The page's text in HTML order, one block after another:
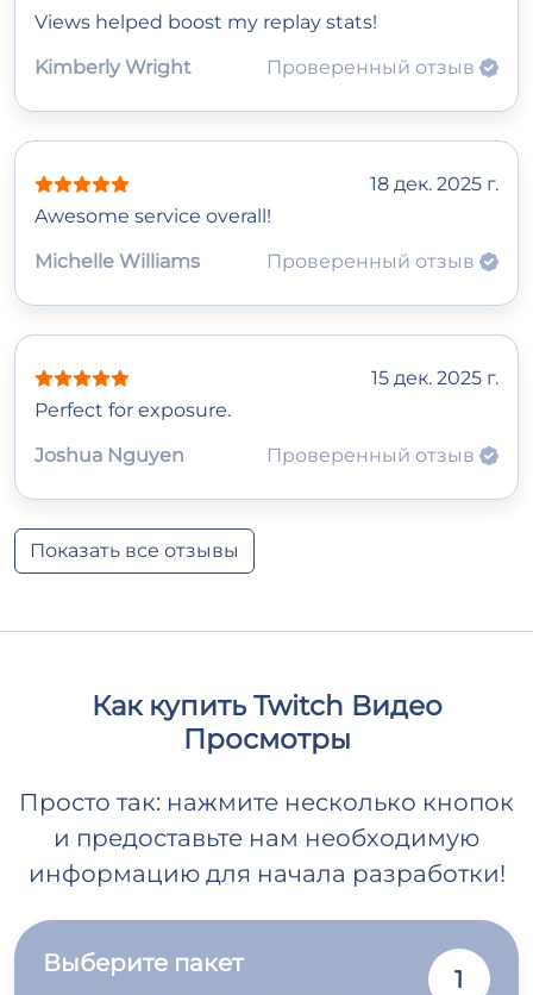
Views helped boost my replay stats!
Kimberly Wright
Проверенный отзыв
18 дек. 2025 г.
Awesome service overall!
Michelle Williams
Проверенный отзыв
15 дек. 2025 г.
Perfect for exposure.
Joshua Nguyen
Проверенный отзыв
Показать все отзывы
Как купить Twitch Видео
Просмотры
Просто так: нажмите несколько кнопок
и предоставьте нам необходимую
информацию для начала разработки!
Выберите пакет
1